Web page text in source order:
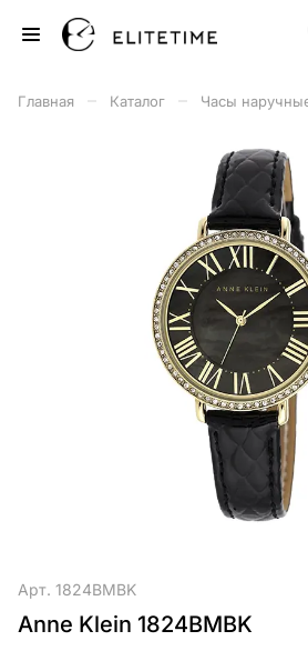
Главная Каталог Часы
Арт. 1824BMBK
Anne Klein 1824BMBK